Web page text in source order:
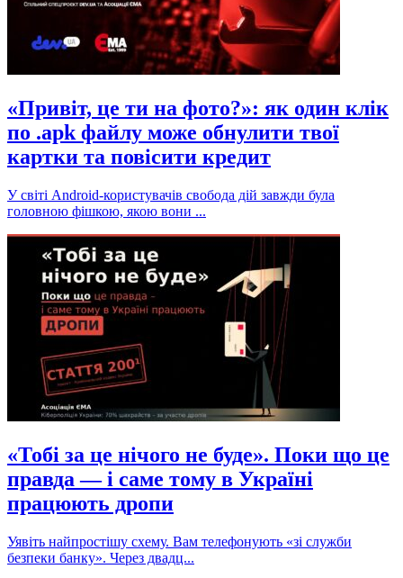
«Привіт, це ти на фото?»: як один клік
по .apk файлу може обнулити твої
картки та повісити кредит
У світі Android-користувачів свобода дій завжди була
головною фішкою, якою вони ...
«Тобі за це нічого не буде». Поки що це
правда — і саме тому в Україні
працюють дропи
Уявіть найпростішу схему. Вам телефонують «зі служби
безпеки банку». Через двадц...